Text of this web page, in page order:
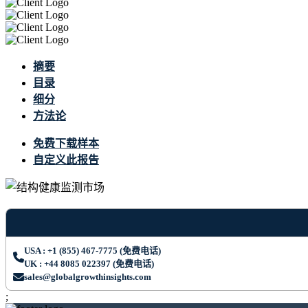
摘要
目录
细分
方法论
免费下载样本
自定义此报告
USA : +1 (855) 467-7775 (免费电话)
UK : +44 8085 022397 (免费电话)
sales@globalgrowthinsights.com
;